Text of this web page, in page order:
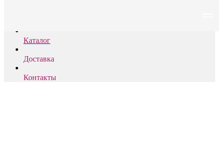
Каталог
Доставка
Контакты